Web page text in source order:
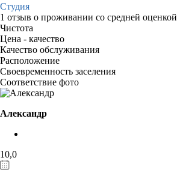
Студия
1 отзыв о проживании со средней оценкой
Чистота
Цена - качество
Качество обслуживания
Расположение
Своевременность заселения
Соответствие фото
Александр
10,0